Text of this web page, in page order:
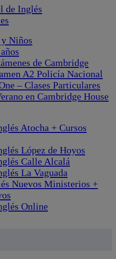
de Inglés
y Niños
de Cambridge
A2 Policía Nacional
– Clases Particulares
en Cambridge House
Atocha + Cursos
López de Hoyos
Calle Alcalá
La Vaguada
Nuevos Ministerios +
Online